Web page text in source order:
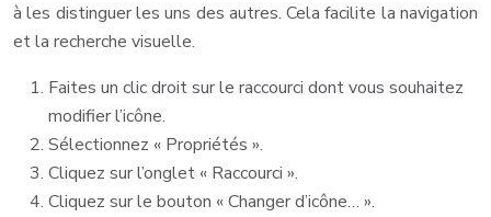
à les distinguer les uns des autres. Cela facilite la navigation
et la recherche visuelle.
Faites un clic droit sur le raccourci dont vous souhaitez
modifier l’icône.
Sélectionnez « Propriétés ».
Cliquez sur l’onglet « Raccourci ».
Cliquez sur le bouton « Changer d’icône… ».